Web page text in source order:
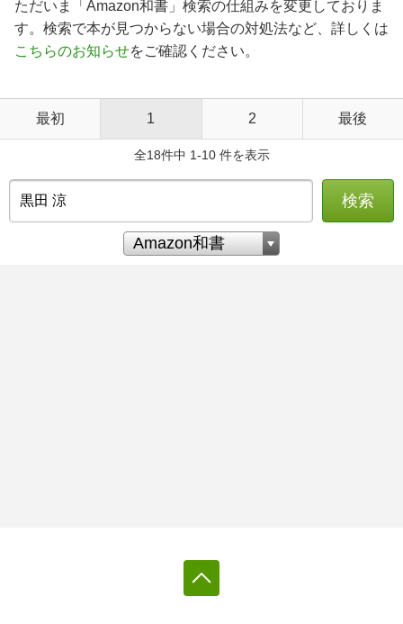
ただいま「Amazon和書」検索の仕組みを変更しておりま
す。検索で本が見つからない場合の対処法など、詳しくは
こちらのお知らせをご確認ください。
最初 1 2 最後
全18件中 1-10 件を表示
検索